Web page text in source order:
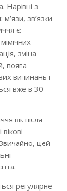
Нарівні з
м’язи, зв’язки
є:
зміна
поява
випинань і
вже в 30
вік після
цей
регулярне